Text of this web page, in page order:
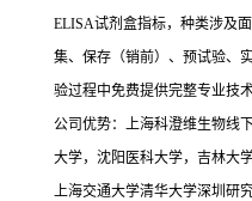
ELISA试剂盒指标，种类涉及
集、保存（销前）、预试验、
验过程中免费提供完整专业技术
公司优势：上海科澄维生物线
大学，沈阳医科大学，吉林大
上海交通大学清华大学深圳研